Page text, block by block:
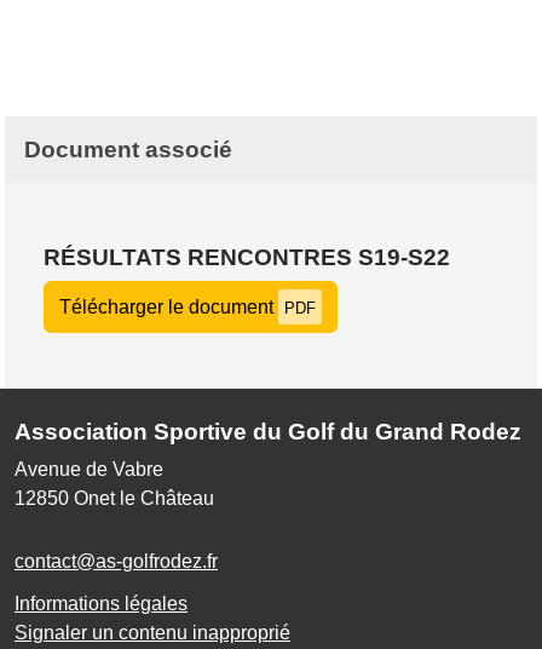
Document associé
RÉSULTATS RENCONTRES S19-S22
Télécharger le document PDF
Association Sportive du Golf du Grand Rodez
Avenue de Vabre
12850 Onet le Château
contact@as-golfrodez.fr
Informations légales
Signaler un contenu inapproprié